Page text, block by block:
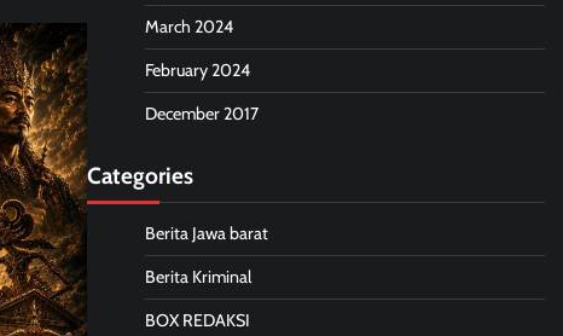
March 2024
February 2024
December 2017
Categories
Berita Jawa barat
Berita Kriminal
BOX REDAKSI